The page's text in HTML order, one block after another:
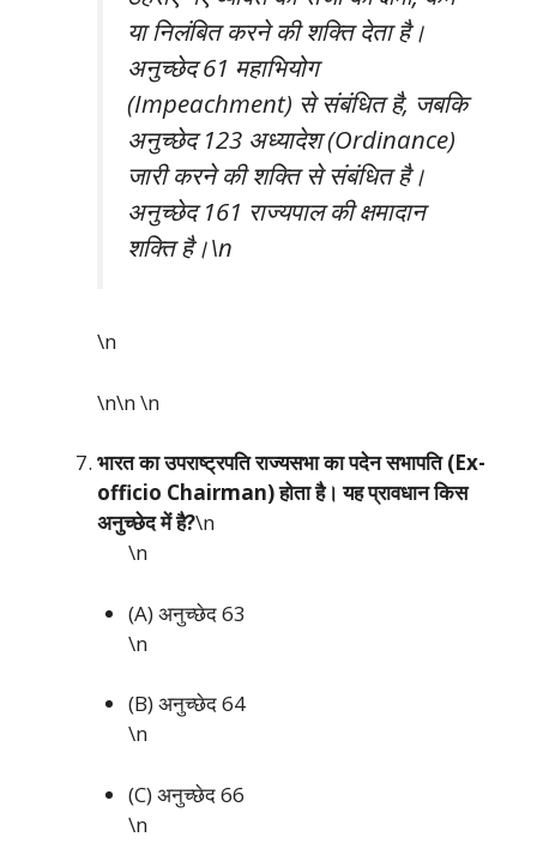
या निलंबित करने की शक्ति देता है।
अनुच्छेद 61 महाभियोग
(Impeachment) से संबंधित है, जबकि
अनुच्छेद 123 अध्यादेश (Ordinance)
जारी करने की शक्ति से संबंधित है।
अनुच्छेद 161 राज्यपाल की क्षमादान
शक्ति है।\n
\n
\n\n\n
भारत का उपराष्ट्रपति राज्यसभा का पदेन सभापति (Ex-
officio Chairman) होता है। यह प्रावधान किस
अनुच्छेद में है?\n
\n
(A) अनुच्छेद 63
\n
(B) अनुच्छेद 64
\n
(C) अनुच्छेद 66
\n